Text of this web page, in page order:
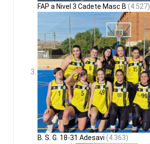
FAP a Nivel 3 Cadete Masc B (4.527)
B. S. G. 18-31 Adesavi (4.363)